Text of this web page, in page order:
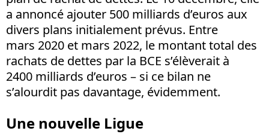
a annoncé ajouter 500 milliards d’euros aux
divers plans initialement prévus. Entre
mars 2020 et mars 2022, le montant total des
rachats de dettes par la BCE s’élèverait à
2400 milliards d’euros – si ce bilan ne
s’alourdit pas davantage, évidemment.
Une nouvelle Ligue